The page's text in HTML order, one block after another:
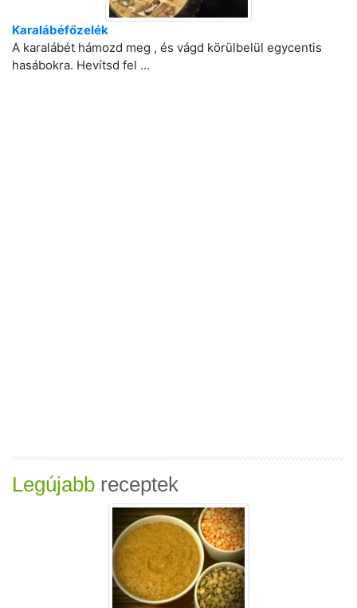
Karalábéfőzelék
A karalábét hámozd meg , és vágd körülbelül egycentis
hasábokra. Hevítsd fel ...
Legújabb receptek